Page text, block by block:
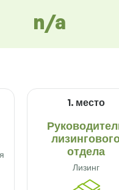
n/a
1. место
отдела
Лизинг